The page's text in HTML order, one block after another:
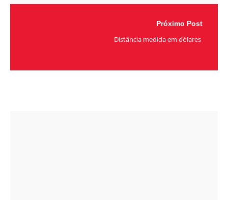
Próximo Post
Distância medida em dólares